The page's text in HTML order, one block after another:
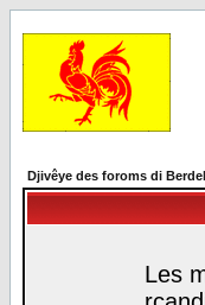
Djivêye des foroms di
Les